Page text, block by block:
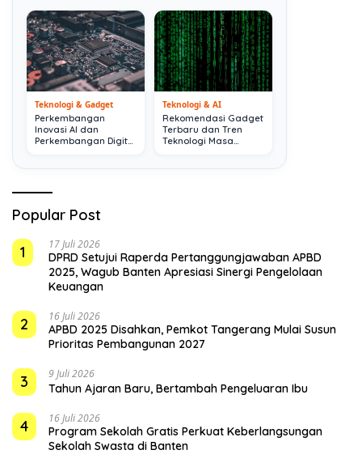
Teknologi & Gadget
Perkembangan
Inovasi AI dan
Perkembangan Digital
Teknologi & AI
Rekomendasi Gadget
Terbaru dan Tren
Teknologi Masa
Popular Post
1
17 Juli 2026
DPRD Setujui Raperda Pertanggungjawaban APBD
2025, Wagub Banten Apresiasi Sinergi Pengelolaan
Keuangan
2 16 Juli 2026
APBD 2025 Disahkan, Pemkot Tangerang Mulai Susun
Prioritas Pembangunan 2027
3 9 Juli 2026
Tahun Ajaran Baru, Bertambah Pengeluaran Ibu
4 16 Juli 2026
Program Sekolah Gratis Perkuat Keberlangsungan
Sekolah Swasta di Banten